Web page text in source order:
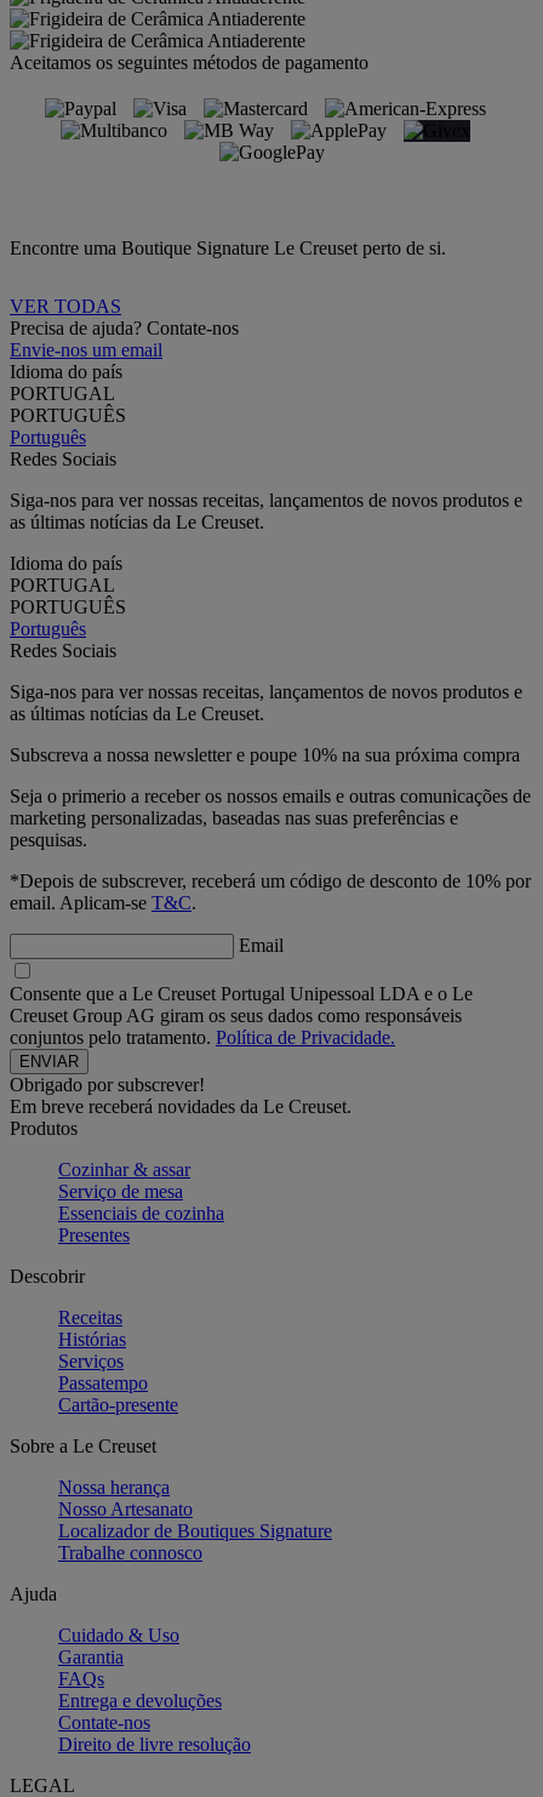
Aceitamos os seguintes métodos de pagamento
Encontre uma Boutique Signature Le Creuset perto de si.
VER TODAS
Precisa de ajuda? Contate-nos
Envie-nos um email
Idioma do país
PORTUGAL
PORTUGUÊS
Português
Redes Sociais
Siga-nos para ver nossas receitas, lançamentos de novos produtos e
as últimas notícias da Le Creuset.
Idioma do país
PORTUGAL
PORTUGUÊS
Português
Redes Sociais
Siga-nos para ver nossas receitas, lançamentos de novos produtos e
as últimas notícias da Le Creuset.
Subscreva a nossa newsletter e poupe 10% na sua próxima compra
Seja o primerio a receber os nossos emails e outras comunicações de
marketing personalizadas, baseadas nas suas preferências e
pesquisas.
*Depois de subscrever, receberá um código de desconto de 10% por
email. Aplicam-se T&C.
Email
Consente que a Le Creuset Portugal Unipessoal LDA e o Le
Creuset Group AG giram os seus dados como responsáveis
conjuntos pelo tratamento. Política de Privacidade.
Obrigado por subscrever!
Em breve receberá novidades da Le Creuset.
Produtos
Cozinhar & assar
Serviço de mesa
Essenciais de cozinha
Presentes
Descobrir
Receitas
Histórias
Serviços
Passatempo
Cartão-presente
Sobre a Le Creuset
Nossa herança
Nosso Artesanato
Localizador de Boutiques Signature
Trabalhe connosco
Ajuda
Cuidado & Uso
Garantia
FAQs
Entrega e devoluções
Contate-nos
Direito de livre resolução
LEGAL